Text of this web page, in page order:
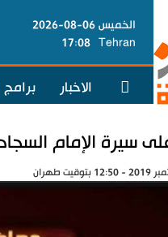
الخميس 06-08-2026
Tehran
17:08
الاخبار برامج
سيرة الإمام